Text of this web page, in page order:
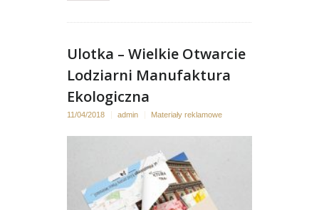
Ulotka – Wielkie Otwarcie
Lodziarni Manufaktura
Ekologiczna
11/04/2018 admin Materiały reklamowe